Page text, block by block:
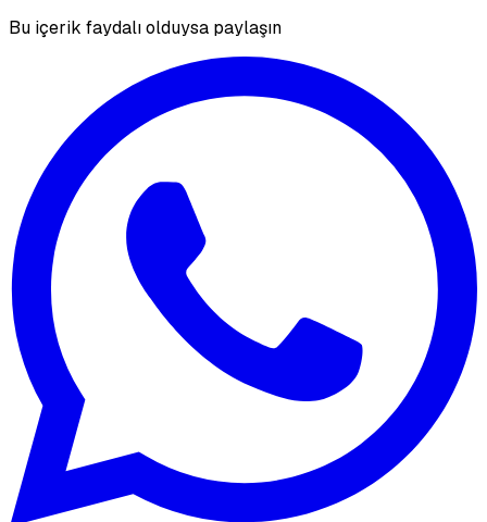
Bu içerik faydalı olduysa paylaşın